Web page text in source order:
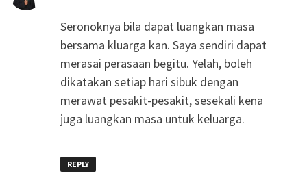
Seronoknya bila dapat luangkan masa
bersama kluarga kan. Saya sendiri dapat
merasai perasaan begitu. Yelah, boleh
dikatakan setiap hari sibuk dengan
merawat pesakit-pesakit, sesekali kena
juga luangkan masa untuk keluarga.
REPLY